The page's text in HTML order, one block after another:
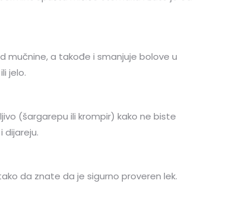
a takođe i smanjuje bolove u
jelo.
(šargarepu ili krompir) kako ne biste
dijareju.
da znate da je sigurno proveren lek.